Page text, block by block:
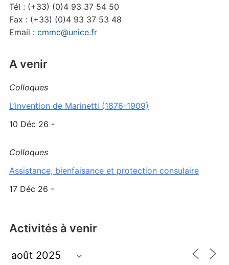
Tél : (+33) (0)4 93 37 54 50
Fax : (+33) (0)4 93 37 53 48
Email : cmmc@unice.fr
A venir
Colloques
L’invention de Marinetti (1876-1909)
10 Déc 26 -
Colloques
Assistance, bienfaisance et protection consulaire
17 Déc 26 -
Activités à venir